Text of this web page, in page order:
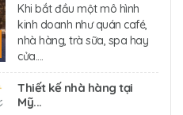
Khi bắt đầu một mô hình
kinh doanh như quán café,
nhà hàng, trà sữa, spa hay
cửa....
Thiết kế nhà hàng tại
Mỹ...